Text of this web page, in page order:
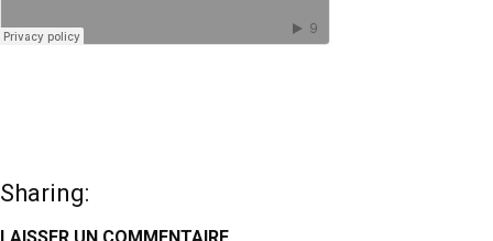
Sharing:
LAISSER UN COMMENTAIRE